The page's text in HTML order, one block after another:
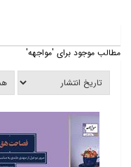
مطالب موجود برای 'مواجهه'